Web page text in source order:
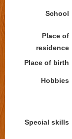
School
Place of
residence
Place of birth
Hobbies
Special skills